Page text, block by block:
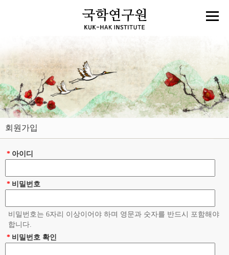
회원가입
아이디
*
비밀번호
*
비밀번호는 6자리 이상이어야 하며 영문과 숫자를 반드시 포함해야
합니다.
비밀번호 확인
*